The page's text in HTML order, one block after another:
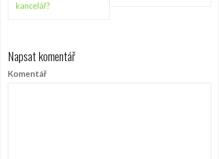
a
c
e
kancelář?
Napsat komentář
Komentář